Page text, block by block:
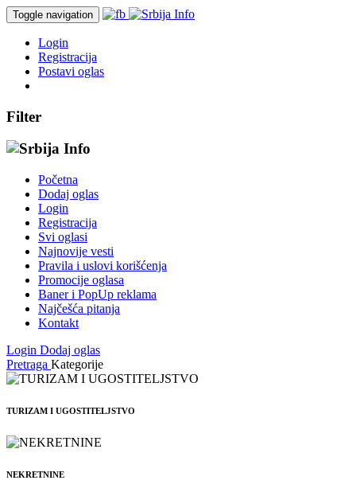
Toggle navigation
Login
Registracija
Postavi oglas
Filter
Početna
Dodaj oglas
Login
Registracija
Svi oglasi
Najnovije vesti
Pravila i uslovi korišćenja
Promocije oglasa
Baner i PopUp reklama
Najčešća pitanja
Kontakt
Login Dodaj oglas
Pretraga Kategorije
TURIZAM I UGOSTITELJSTVO
NEKRETNINE